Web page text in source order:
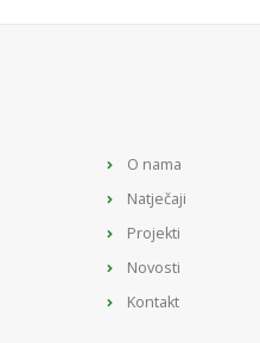
O nama
Natječaji
Projekti
Novosti
Kontakt